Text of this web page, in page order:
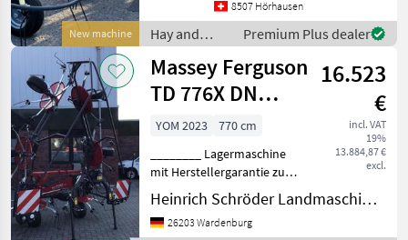
New machine
6.60 m, Transportbreite
zusammengeklappt ca. 2.9
m, Abstellhöhe
zusammengeklappt
8507 Hörhausen
Hay and
forage
equipment /
Massey
Ferguson
Premium Plus dealer
Massey Ferguson
TD 776X DN
(FENDT LOTUS
16.523
€
incl. VAT
19%
13.884,87 €
excl.
YOM 2023
770 cm
________ Lagermaschine
mit Herstellergarantie zum
Sonderpreis, 7, 70 m
Arbeitsbreite, 6 Kreisel, 6
Zinkenträger pro Kreisel,
Heinrich Schröder Landmaschinen KG Wardenburg
26203 Wardenburg